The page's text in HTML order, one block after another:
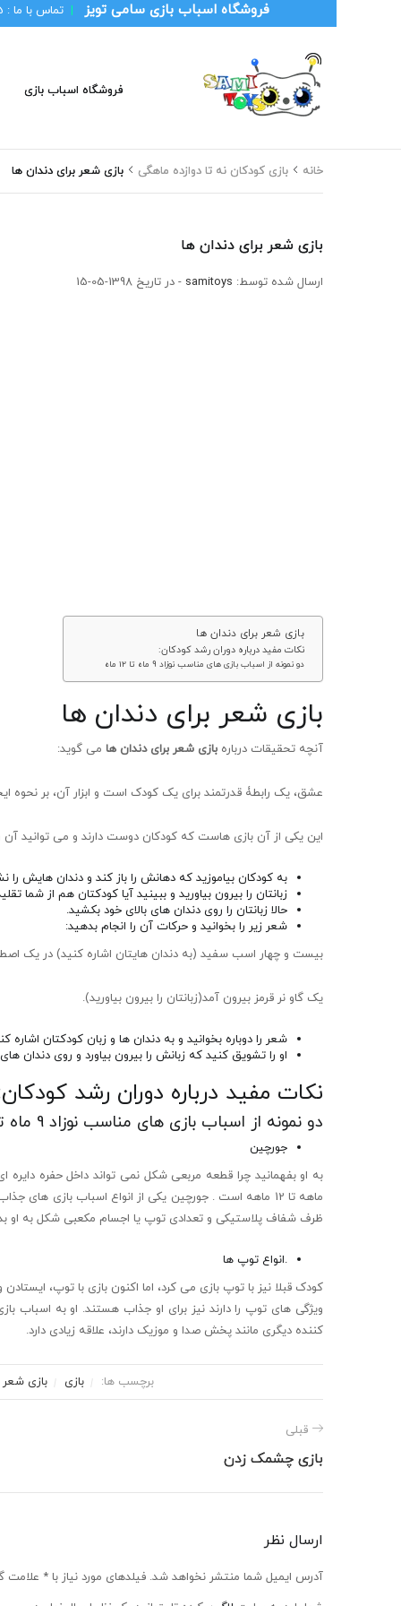
فروشگاه اسباب بازی سامی تویز | تماس با ما :
فروشگاه اسباب بازی
خانه بازی کودکان نه تا دوازده ماهگی بازی شعر برای دندان ها
بازی شعر برای دندان ها
ارسال شده توسط: samitoys - در تاریخ 1398-05-15
بازی شعر برای دندان ها
نکات مفید درباره دوران رشد کودکان:
دو نمونه از اسباب بازی های مناسب نوزاد 9 ماه تا 12 ماه
بازی شعر برای دندان ها
آنچه تحقیقات درباره بازی شعر برای دندان ها می گوید:
عشق، یک رابطۀ قدرتمند برای یک کودک است و ابزار آن، بر نحوه
این یکی از آن بازی هاست که کودکان دوست دارند و می توانید
به کودکان بیاموزید که دهانش را باز کند و دندان هایش را
زبانتان را بیرون بیاورید و ببینید آیا کودکتان هم از شما
حالا زبانتان را روی دندان های بالای خود بکشید.
شعر زیر را بخوانید و حرکات آن را انجام بدهید:
بیست و چهار اسب سفید (به دندان هایتان اشاره کنید) در یک
یک گاو نر قرمز بیرون آمد(زبانتان را بیرون بیاورید).
شعر را دوباره بخوانید و به دندان ها و زبان کودکتان اشاره
او را تشویق کنید که زبانش را بیرون بیاورد و روی دندان
نکات مفید درباره دوران رشد
دو نمونه از اسباب بازی های مناسب نوزاد 9 ماه تا 12 ماه
جورچین
ماهه تا 12 ماهه است . جورچین یکی از انواع اسباب
ظرف شفاف پلاستیکی و تعدادی توپ یا اجسام مکعبی شکل به او
.انواع توپ ها
کودک قبلا نیز با توپ بازی می کرد، اما اکنون بازی با توپ،
ویژگی های توپ را دارند نیز برای او جذاب هستند. او به اسباب
کننده دیگری مانند پخش صدا و موزیک دارند، علاقه زیادی دارد.
برچسب ها: بازی بازی شعر
قبلی
بازی چشمک زدن
ارسال نظر
آدرس ایمیل شما منتشر نخواهد شد. فیلدهای مورد نیاز با * علامت